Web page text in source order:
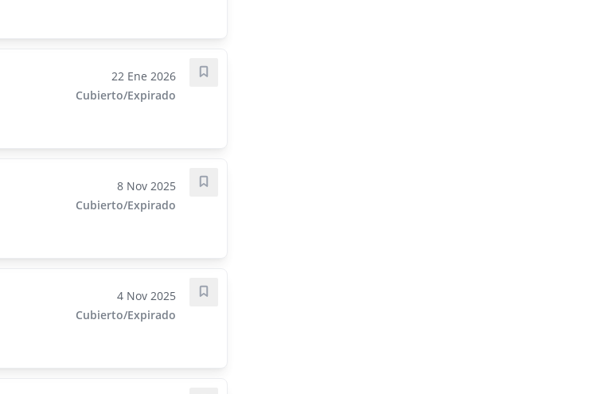
22 Ene 2026
Cubierto/Expirado
Guardar oferta
8 Nov 2025
Cubierto/Expirado
Guardar oferta
4 Nov 2025
Cubierto/Expirado
Guardar oferta